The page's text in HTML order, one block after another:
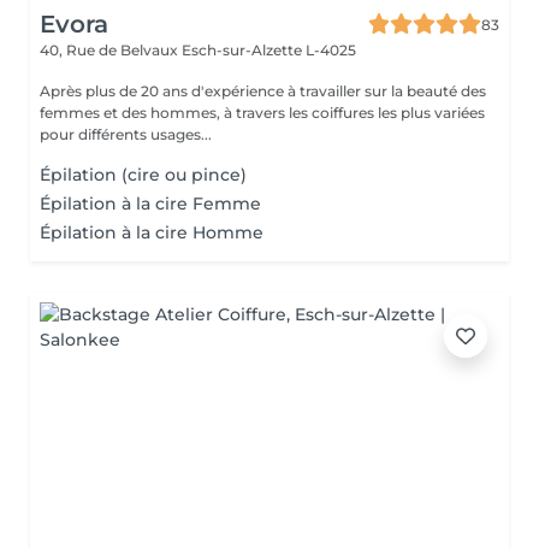
Evora
83
40, Rue de Belvaux Esch-sur-Alzette L-4025
Après plus de 20 ans d'expérience à travailler sur la beauté des
femmes et des hommes, à travers les coiffures les plus variées
pour différents usages...
Épilation (cire ou pince)
Épilation à la cire Femme
Épilation à la cire Homme